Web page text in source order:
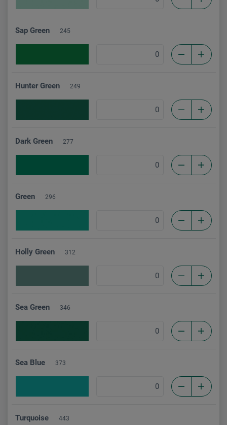
Sap Green 245
Hunter Green 249
Dark Green 277
Green 296
Holly Green 312
Sea Green 346
Sea Blue 373
Turquoise 443